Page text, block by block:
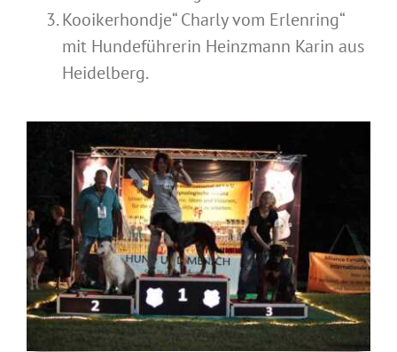
Kooikerhondje“ Charly vom Erlenring“
mit Hundeführerin Heinzmann Karin aus
Heidelberg.